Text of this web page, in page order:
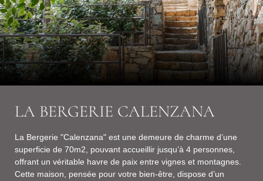
LA BERGERIE CALENZANA
La Bergerie "Calenzana" est une demeure de charme d’une
superficie de 70m2, pouvant accueillir jusqu’à 4 personnes,
offrant un véritable havre de paix entre vignes et montagnes.
Cette maison, pensée pour votre bien-être, dispose d’un